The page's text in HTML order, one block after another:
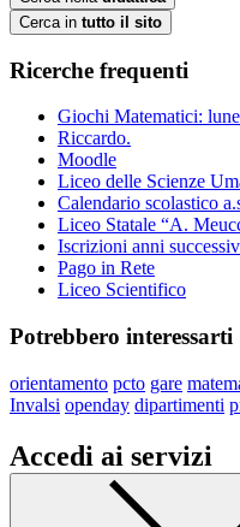
Cerca in tutto il sito
Ricerche frequenti
Giochi Matematici:
Riccardo.
Moodle
Liceo delle Scienze
Calendario scolastico
Liceo Statale “A.
Iscrizioni anni
Pago in Rete
Liceo Scientifico
Potrebbero interessarti
orientamento pcto gare
Invalsi openday dipartimenti
Accedi ai servizi